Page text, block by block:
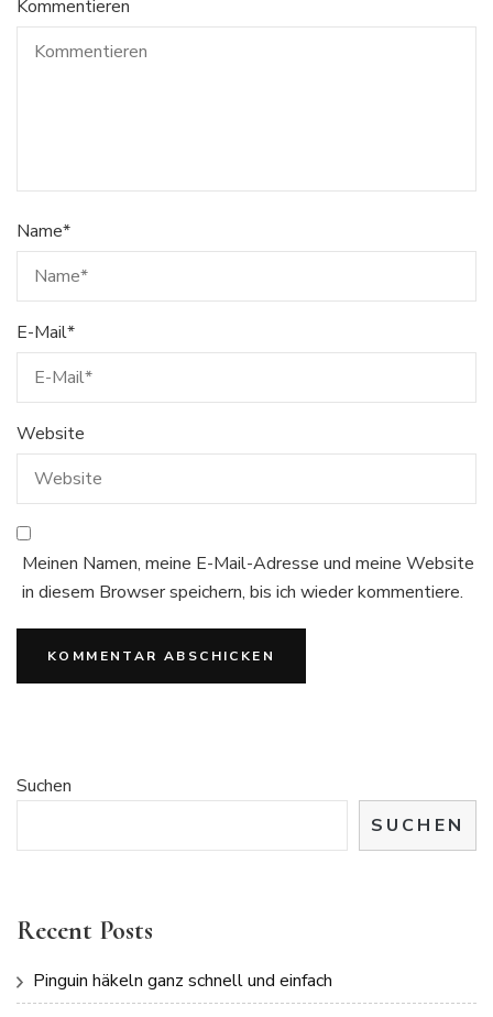
Kommentieren
Name*
E-Mail*
Website
Meinen Namen, meine E-Mail-Adresse und meine Website
in diesem Browser speichern, bis ich wieder kommentiere.
Suchen
SUCHEN
Recent Posts
Pinguin häkeln ganz schnell und einfach